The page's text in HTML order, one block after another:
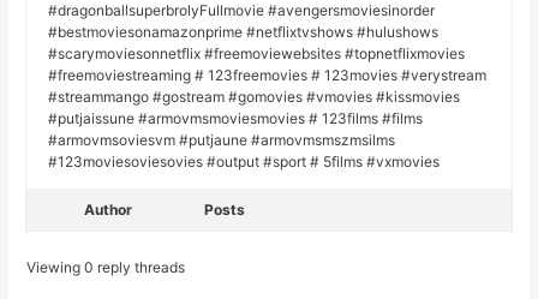
#dragonballsuperbrolyFullmovie #avengersmoviesinorder
#bestmoviesonamazonprime #netflixtvshows #hulushows
#scarymoviesonnetflix #freemoviewebsites #topnetflixmovies
#freemoviestreaming # 123freemovies # 123movies #verystream
#streammango #gostream #gomovies #vmovies #kissmovies
#putjaissune #armovmsmoviesmovies # 123films #films
#armovmsoviesvm #putjaune #armovmsmszmsilms
#123moviesoviesovies #output #sport # 5films #vxmovies
Author Posts
Viewing 0 reply threads